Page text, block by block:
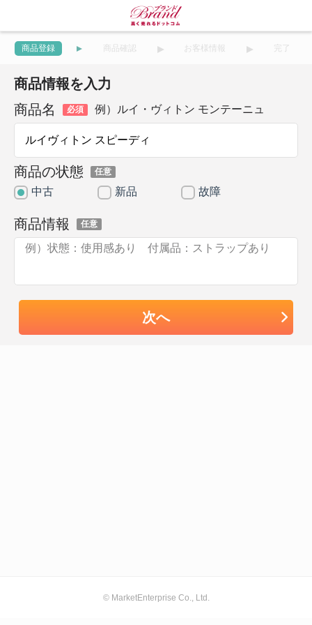
商品登録 商品確認 お客様情報 完了
商品情報を入力
商品名
必須 例）ルイ・ヴィトン モンテーニュ
商品の状態 任意
中古 新品 故障
商品情報 任意
次へ
© MarketEnterprise Co., Ltd.